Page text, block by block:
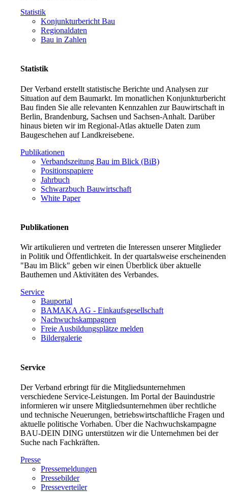
Statistik
Konjunkturbericht Bau
Regionaldaten
Bau in Zahlen
Statistik
Der Verband erstellt statistische Berichte und Analysen zur
Situation auf dem Baumarkt. Im monatlichen Konjunkturbericht
Bau finden Sie alle relevanten Kennzahlen zur Bauwirtschaft in
Berlin, Brandenburg, Sachsen und Sachsen-Anhalt. Darüber
hinaus bieten wir im Regional-Atlas aktuelle Daten zum
Baugeschehen auf Landkreisebene.
Publikationen
Verbandszeitung Bau im Blick (BiB)
Positionspapiere
Jahrbuch
Schwarzbuch Bauwirtschaft
White Paper
Publikationen
Wir artikulieren und vertreten die Interessen unserer Mitglieder
in Politik und Öffentlichkeit. In der quartalsweise erscheinenden
"Bau im Blick" geben wir einen Überblick über aktuelle
Bauthemen und Aktivitäten des Verbandes.
Service
Bauportal
BAMAKA AG - Einkaufsgesellschaft
Nachwuchskampagnen
Freie Ausbildungsplätze melden
Bildergalerie
Service
Der Verband erbringt für die Mitgliedsunternehmen
verschiedene Service-Leistungen. Im Portal der Bauindustrie
informieren wir unsere Mitgliedsunternehmen über rechtliche
und technische Neuerungen, betriebswirtschaftliche Fragen und
aktuelle politische Vorhaben. Über die Nachwuchskampagne
BAU-DEIN DING unterstützen wir die Unternehmen bei der
Suche nach Fachkräften.
Presse
Pressemeldungen
Pressebilder
Presseverteiler